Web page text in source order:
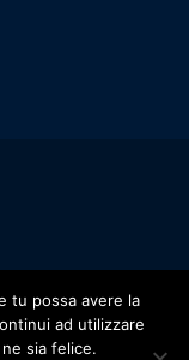
tu possa avere la
ad utilizzare
sia felice.